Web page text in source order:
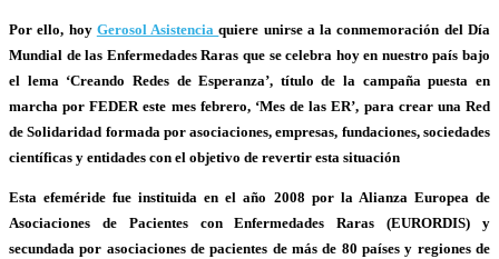
Por ello, hoy Gerosol Asistenciaquiere unirse a la conmemoración delDía
Mundial de las Enfermedades Raras que se celebra hoy en nuestro país bajo
el lema ‘Creando Redes de Esperanza’, título de la campaña puesta en
marcha por FEDER este mes febrero, ‘Mes de las ER’, para crear una Red
de Solidaridad formada por asociaciones, empresas, fundaciones, sociedades
científicas y entidades con el objetivo de revertir esta situación
Esta efeméride fue instituida en el año 2008 por la Alianza Europea de
Asociaciones de Pacientes con Enfermedades Raras (EURORDIS) y
secundada por asociaciones de pacientes de más de 80 países y regiones de